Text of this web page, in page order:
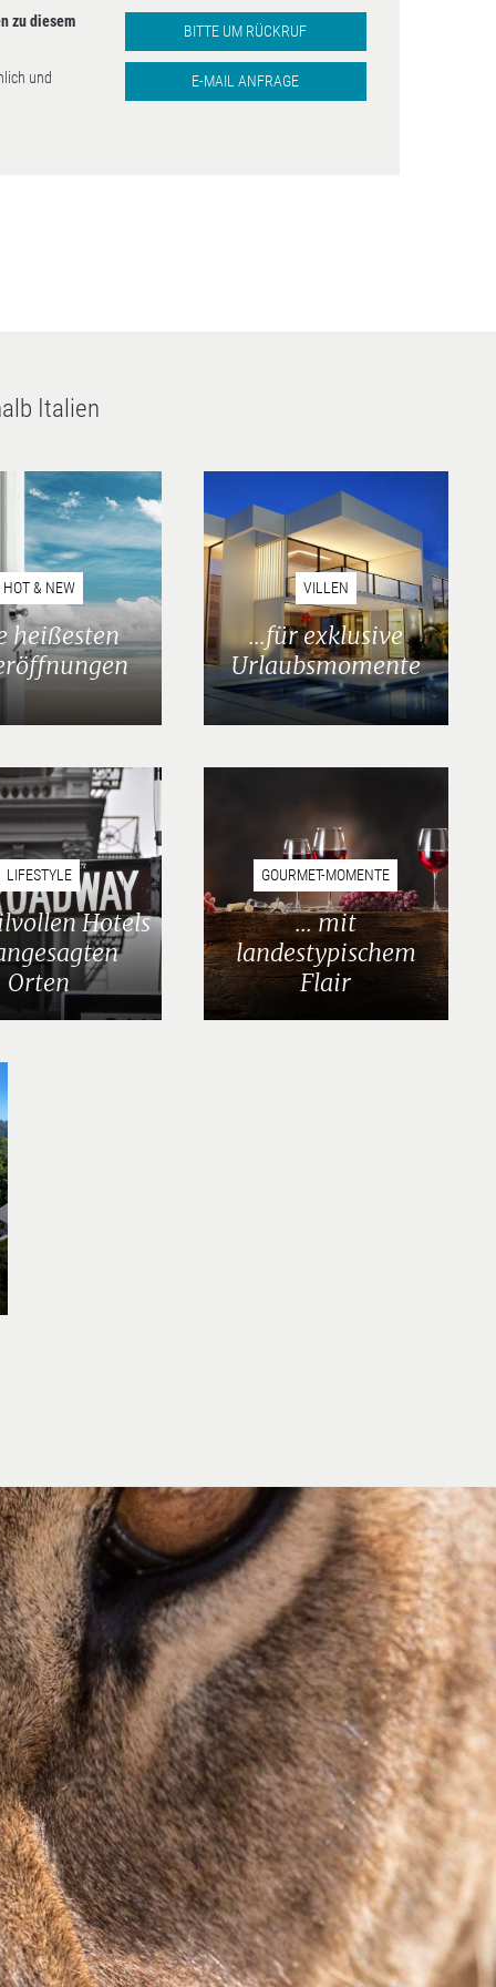
zu diesem
und
BITTE UM RÜCKRUF
E-MAIL ANFRAGE
Italien
HOT & NEW
heißesten
VILLEN
...für exklusive
Urlaubsmomente
LIFESTYLE
Hotels
Orten
GOURMET-MOMENTE
... mit
landestypischem
Flair